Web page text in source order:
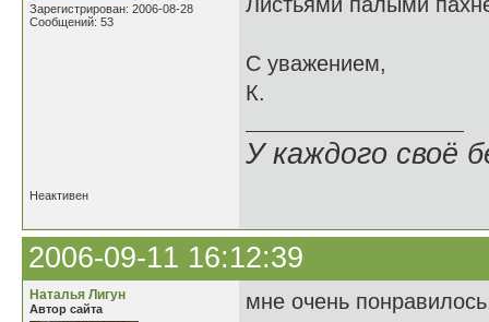
Зарегистрирован: 2006-08-28
Сообщений: 53
С уважением,
К.
У каждого своё
Неактивен
2006-09-11 16:12:39
Наталья Лигун
Автор сайта
мне очень